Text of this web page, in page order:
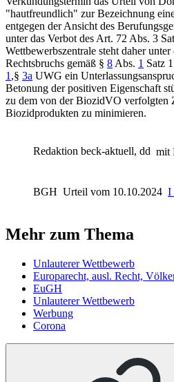
"hautfreundlich" zur Bezeichnung
entgegen der Ansicht des
unter das Verbot des Art. 72 Abs. 3
Wettbewerbszentrale steht daher
Rechtsbruchs gemäß § 8 Abs. 1 Satz 1
1 ,§ 3a UWG ein
Betonung der positiven Eigenschaft
zu dem von der BiozidVO verfolgten
Biozidprodukten zu minimieren.
Redaktion beck-aktuell, dd mit
BGH Urteil vom 10.10.2024 I
Mehr zum Thema
Unlauterer Wettbewerb
Europarecht, ausl. Recht,
EuGH
Unlauterer Wettbewerb
Werbung
Corona